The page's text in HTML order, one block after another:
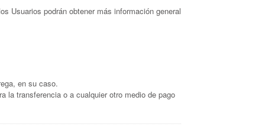
Usuarios podrán obtener más información general
en su caso.
la transferencia o a cualquier otro medio de pago